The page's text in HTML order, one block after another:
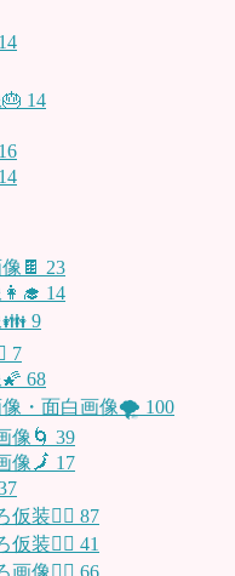
14
14
16
14
🍫 23
14
👪 9
7
68
像・面白画像🌪 100
像🌀 39
像🗾 17
仮装👯‍♂️ 87
仮装🧞‍♀️ 41
画像🧛‍♂️ 66